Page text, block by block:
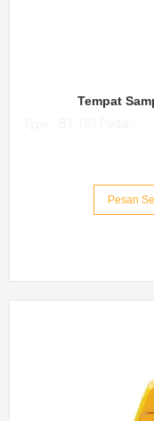
Tempat
Pesan